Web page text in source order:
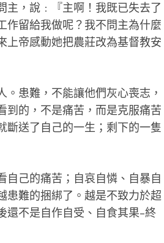
主，說﹕『主啊！我既已失去了
作留給我做呢？我不問主為什麼
上帝感動她把農莊改為基督教安
患難，不能讓他們灰心喪志，
到的，不是痛苦，而是克服痛苦
斷送了自己的一生；剩下的一隻
自己的痛苦；自哀自憐、自暴自
患難的捆綁了。越是不致力於超
還不是自作自受、自食其果–終